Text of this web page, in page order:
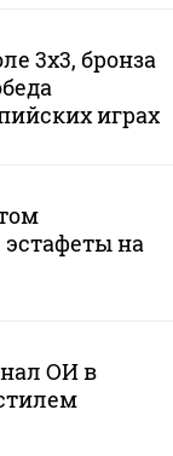
3х3, бронза
играх
на
ОИ в